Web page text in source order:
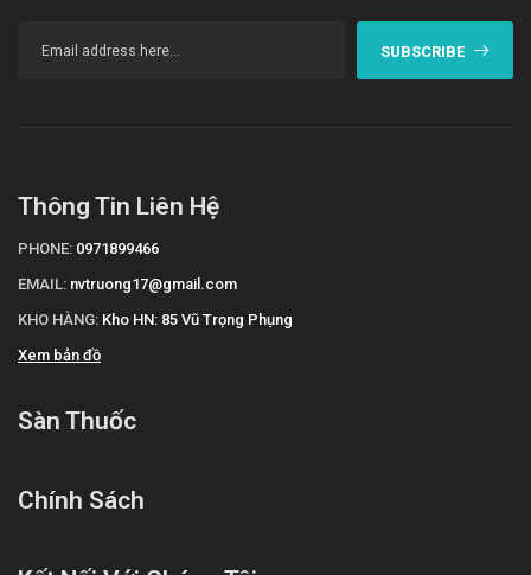
SUBSCRIBE
Thông Tin Liên Hệ
PHONE: 0971899466
EMAIL: nvtruong17@gmail.com
KHO HÀNG: Kho HN: 85 Vũ Trọng Phụng
Xem bản đồ
Sàn Thuốc
Chính Sách